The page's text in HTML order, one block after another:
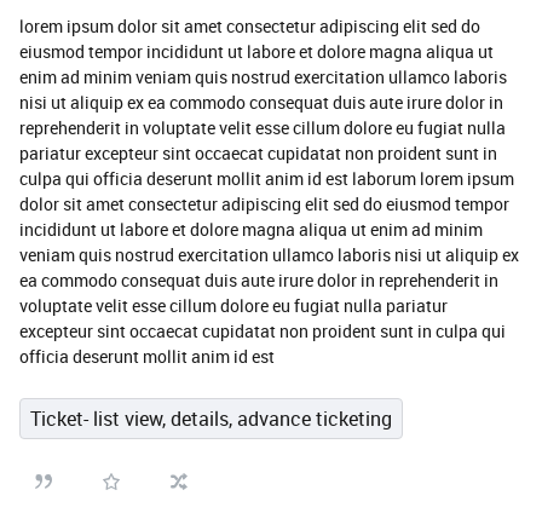
lorem ipsum dolor sit amet consectetur adipiscing elit sed do
eiusmod tempor incididunt ut labore et dolore magna aliqua ut
enim ad minim veniam quis nostrud exercitation ullamco laboris
nisi ut aliquip ex ea commodo consequat duis aute irure dolor in
reprehenderit in voluptate velit esse cillum dolore eu fugiat nulla
pariatur excepteur sint occaecat cupidatat non proident sunt in
culpa qui officia deserunt mollit anim id est laborum lorem ipsum
dolor sit amet consectetur adipiscing elit sed do eiusmod tempor
incididunt ut labore et dolore magna aliqua ut enim ad minim
veniam quis nostrud exercitation ullamco laboris nisi ut aliquip ex
ea commodo consequat duis aute irure dolor in reprehenderit in
voluptate velit esse cillum dolore eu fugiat nulla pariatur
excepteur sint occaecat cupidatat non proident sunt in culpa qui
officia deserunt mollit anim id est
Ticket- list view, details, advance ticketing